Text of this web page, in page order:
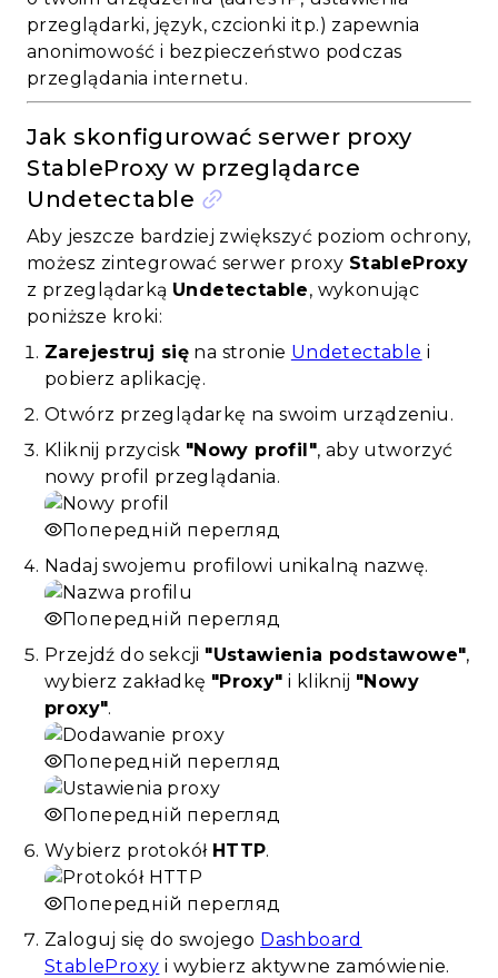
przeglądarki, język, czcionki itp.) zapewnia
anonimowość i bezpieczeństwo podczas
przeglądania internetu.
Jak skonfigurować serwer proxy
StableProxy w przeglądarce
Undetectable
Aby jeszcze bardziej zwiększyć poziom ochrony,
możesz zintegrować serwer proxy StableProxy
z przeglądarką Undetectable, wykonując
poniższe kroki:
Zarejestruj się na stronie Undetectable i
pobierz aplikację.
Otwórz przeglądarkę na swoim urządzeniu.
Kliknij przycisk "Nowy profil", aby utworzyć
nowy profil przeglądania.
Попередній перегляд
Nadaj swojemu profilowi unikalną nazwę.
Попередній перегляд
Przejdź do sekcji "Ustawienia podstawowe",
wybierz zakładkę "Proxy" i kliknij "Nowy
proxy".
Попередній перегляд
Попередній перегляд
Wybierz protokół HTTP.
Попередній перегляд
Zaloguj się do swojego Dashboard
StableProxy i wybierz aktywne zamówienie.